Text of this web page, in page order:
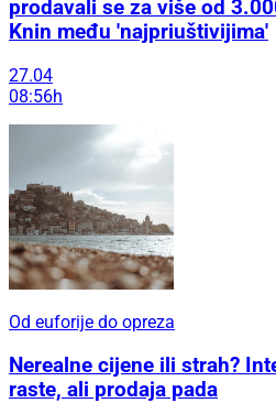
prodavali se za više od
Knin među 'najpriuštivijima'
27.04
08:56h
Od euforije do opreza
Nerealne cijene ili strah?
raste, ali prodaja pada